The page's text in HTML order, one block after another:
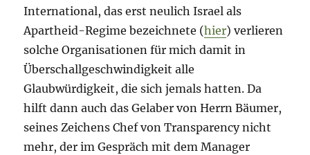
International, das erst neulich Israel als
Apartheid-Regime bezeichnete (hier) verlieren
solche Organisationen für mich damit in
Überschallgeschwindigkeit alle
Glaubwürdigkeit, die sich jemals hatten. Da
hilft dann auch das Gelaber von Herrn Bäumer,
seines Zeichens Chef von Transparency nicht
mehr, der im Gespräch mit dem Manager